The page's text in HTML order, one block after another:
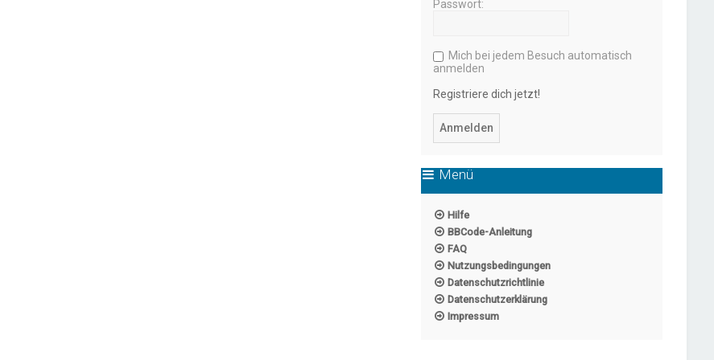
Passwort:
Mich bei jedem Besuch automatisch
anmelden
Registriere dich jetzt!
Menü
Hilfe
BBCode-Anleitung
FAQ
Nutzungsbedingungen
Datenschutzrichtlinie
Datenschutzerklärung
Impressum